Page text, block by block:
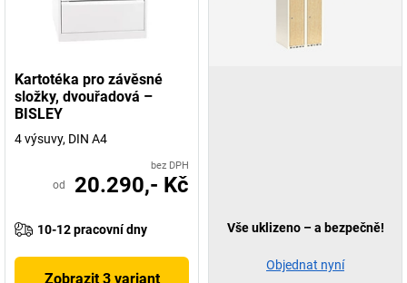
Kartotéka pro závěsné
složky, dvouřadová –
BISLEY
4 výsuvy, DIN A4
bez DPH
od 20.290,- Kč
10-12 pracovní dny
Zobrazit 3 variant
Vše uklizeno – a bezpečně!
Objednat nyní